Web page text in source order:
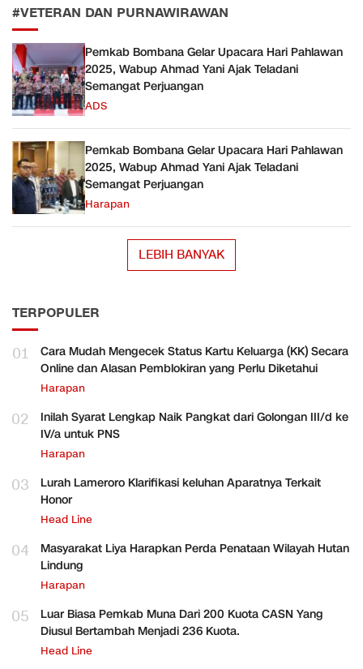
#VETERAN DAN PURNAWIRAWAN
Pemkab Bombana Gelar Upacara Hari Pahlawan
2025, Wabup Ahmad Yani Ajak Teladani
Semangat Perjuangan
ADS
Pemkab Bombana Gelar Upacara Hari Pahlawan
2025, Wabup Ahmad Yani Ajak Teladani
Semangat Perjuangan
Harapan
LEBIH BANYAK
TERPOPULER
01
Cara Mudah Mengecek Status Kartu Keluarga (KK) Secara
Online dan Alasan Pemblokiran yang Perlu Diketahui
Harapan
02
Inilah Syarat Lengkap Naik Pangkat dari Golongan III/d ke
IV/a untuk PNS
Harapan
03
Lurah Lameroro Klarifikasi keluhan Aparatnya Terkait
Honor
Head Line
04
Masyarakat Liya Harapkan Perda Penataan Wilayah Hutan
Lindung
Harapan
05
Luar Biasa Pemkab Muna Dari 200 Kuota CASN Yang
Diusul Bertambah Menjadi 236 Kuota.
Head Line